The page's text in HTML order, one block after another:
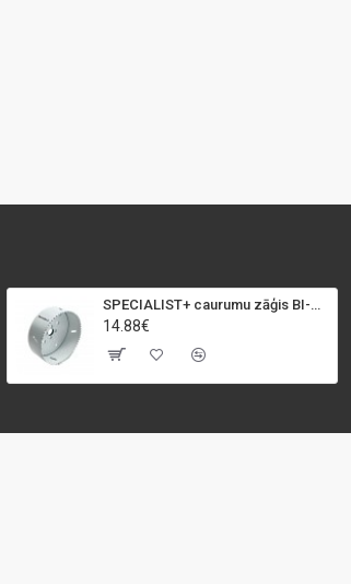
SPECIALIST+ caurumu zāģis BI-METAL, 98 mm
14.88€